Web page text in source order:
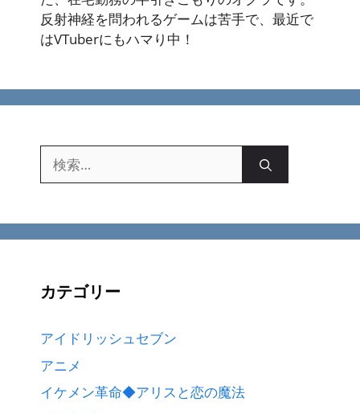
反射神経を問われるゲームは苦手で、最近で
はVTuberにもハマり中！
索:
カテゴリー
アイドリッシュセブン
アニメ
イケメン革命◆アリスと恋の魔法